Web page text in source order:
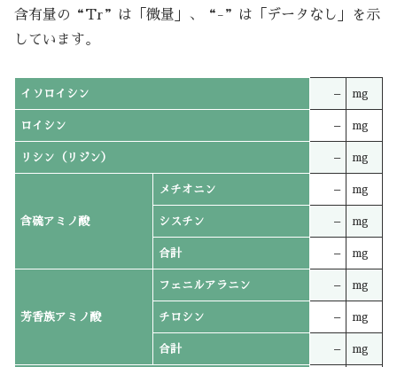
含有量の“Tr”は「微量」、“-”は「データなし」を示
しています。
イソロイシン – mg
ロイシン – mg
リシン（リジン） – mg
含硫アミノ酸
メチオニン – mg
シスチン – mg
合計 – mg
芳香族アミノ酸
フェニルアラニン – mg
チロシン – mg
合計 – mg